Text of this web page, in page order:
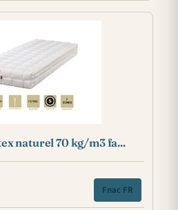
naturel 70 kg/m3 fa...
Fnac FR